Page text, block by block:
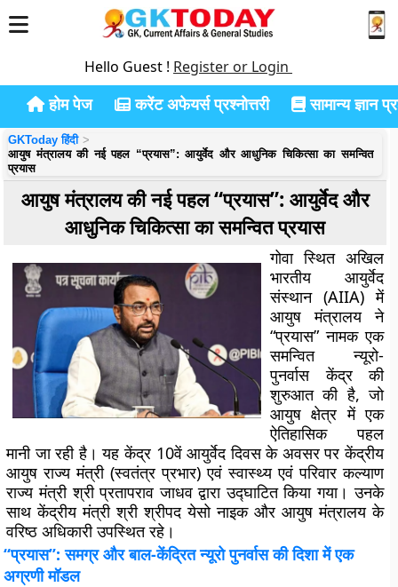
Hello Guest ! Register or Login
होम पेज करेंट अफेयर्स प्रश्नोत्तरी सामान्य ज्ञान
GKToday हिंदी
आयुष मंत्रालय की नई पहल “प्रयास”: आयुर्वेद और आधुनिक चिकित्सा का समन्वित
प्रयास
आयुष मंत्रालय की नई पहल “प्रयास”: आयुर्वेद और
आधुनिक चिकित्सा का समन्वित प्रयास
गोवा स्थित अखिल
भारतीय आयुर्वेद
संस्थान (AIIA) में
आयुष मंत्रालय ने
“प्रयास” नामक एक
समन्वित न्यूरो-
पुनर्वास केंद्र की
शुरुआत की है, जो
आयुष क्षेत्र में एक
ऐतिहासिक पहल
मानी जा रही है। यह केंद्र 10वें आयुर्वेद दिवस के अवसर पर केंद्रीय
आयुष राज्य मंत्री (स्वतंत्र प्रभार) एवं स्वास्थ्य एवं परिवार कल्याण
राज्य मंत्री श्री प्रतापराव जाधव द्वारा उद्घाटित किया गया। उनके
साथ केंद्रीय मंत्री श्री श्रीपद येसो नाइक और आयुष मंत्रालय के
वरिष्ठ अधिकारी उपस्थित रहे।
“प्रयास”: समग्र और बाल-केंद्रित न्यूरो पुनर्वास की दिशा में एक
अग्रणी मॉडल